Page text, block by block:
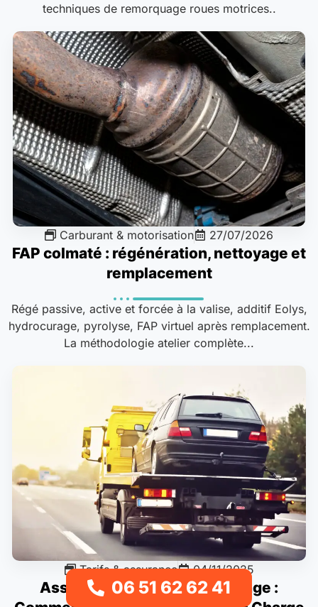
techniques de remorquage roues motrices..
Carburant & motorisation 27/07/2026
FAP colmaté : régénération, nettoyage et
remplacement
Régé passive, active et forcée à la valise, additif Eolys,
hydrocurage, pyrolyse, FAP virtuel après remplacement.
La méthodologie atelier complète...
Tarifs & assurance 04/11/2025
Assurance Auto et Remorquage :
06 51 62 62 41